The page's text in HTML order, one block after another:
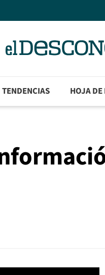
TENDENCIAS HOJA DE